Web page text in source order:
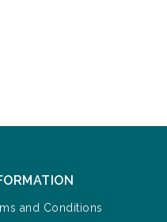
and Conditions